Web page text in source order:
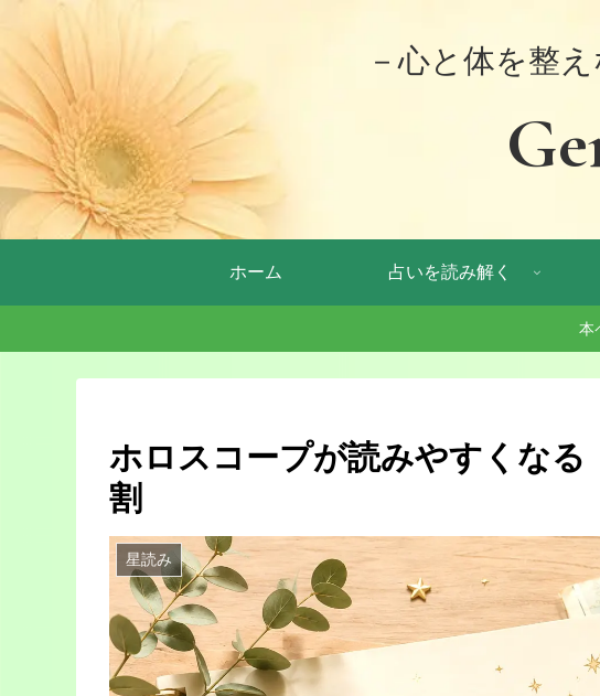
－心と体を整
ホーム 占いを読み解く
本
ホロスコープが読みやすくなる
割
星読み